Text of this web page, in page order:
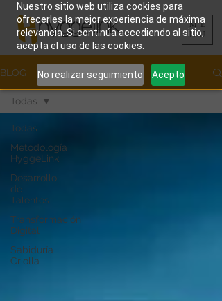
Nuestro sitio web utiliza cookies para
ofrecerles la mejor experiencia de máxima
relevancia. Si continúa accediendo al sitio,
acepta el uso de las cookies.
No realizar seguimiento Acepto
ME
NU
BLOG
Todas
Metodología
HyggeLink
Desarrollo
de
Talentos
Transformación
Digital
Sabiduría
Criolla
Todas